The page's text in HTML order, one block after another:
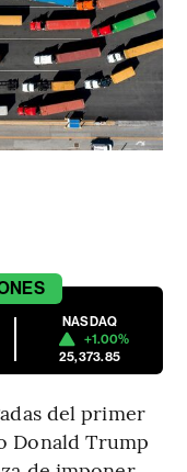
NASDAQ
+1.00%
25,373.85
del primer
Donald Trump